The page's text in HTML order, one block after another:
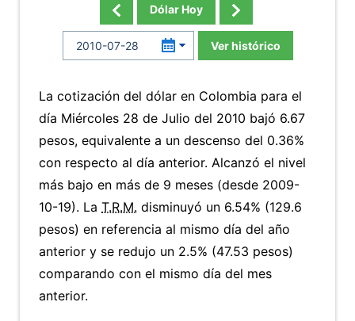
Dólar Hoy
Ver histórico
La cotización del dólar en Colombia para el
día Miércoles 28 de Julio del 2010 bajó 6.67
pesos, equivalente a un descenso del 0.36%
con respecto al día anterior. Alcanzó el nivel
más bajo en más de 9 meses (desde 2009-
10-19). La T.R.M. disminuyó un 6.54% (129.6
pesos) en referencia al mismo día del año
anterior y se redujo un 2.5% (47.53 pesos)
comparando con el mismo día del mes
anterior.